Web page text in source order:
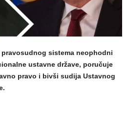
sistema neophodni
ustavne države, poručuje
pravo i bivši sudija Ustavnog